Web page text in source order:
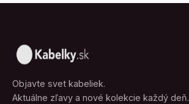
Objavte svet kabeliek.
Aktuálne zľavy a nové kolekcie každý deň.